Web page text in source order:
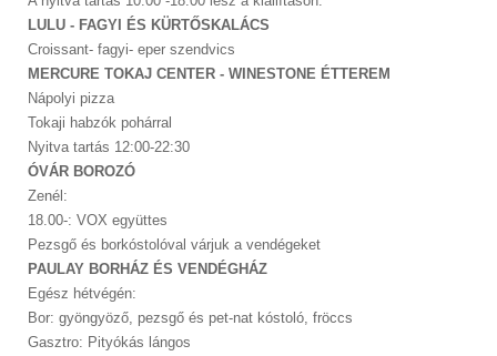
LULU - FAGYI ÉS KÜRTŐSKALÁCS
Croissant- fagyi- eper szendvics
MERCURE TOKAJ CENTER - WINESTONE ÉTTEREM
Nápolyi pizza
Tokaji habzók pohárral
Nyitva tartás 12:00-22:30
ÓVÁR BOROZÓ
Zenél:
18.00-: VOX együttes
Pezsgő és borkóstolóval várjuk a vendégeket
PAULAY BORHÁZ ÉS VENDÉGHÁZ
Egész hétvégén:
Bor: gyöngyöző, pezsgő és pet-nat kóstoló, fröccs
Gasztro: Pityókás lángos